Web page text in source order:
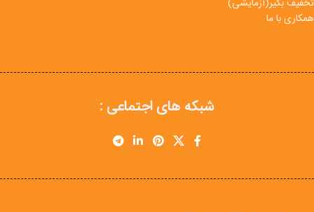
همکاری با ما
شبکه های اجتماعی :